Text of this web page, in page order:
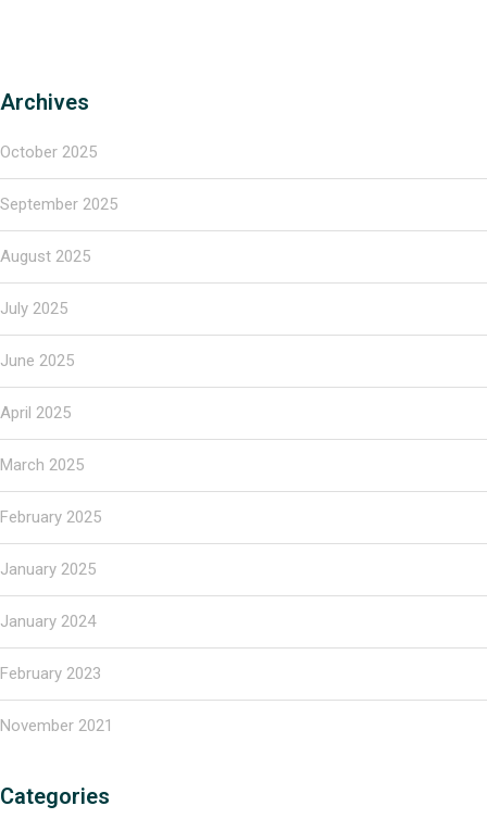
Archives
October 2025
September 2025
August 2025
July 2025
June 2025
April 2025
March 2025
February 2025
January 2025
January 2024
February 2023
November 2021
Categories